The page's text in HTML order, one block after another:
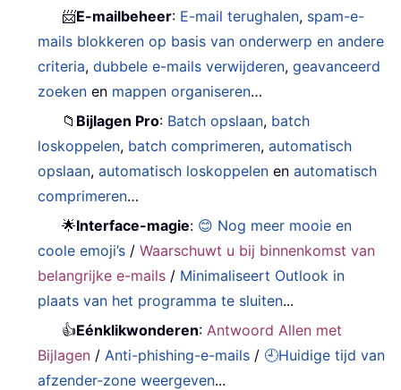
📨E-mailbeheer: E-mail terughalen, spam-e-
mails blokkeren op basis van onderwerp en andere
criteria,dubbele e-mails verwijderen,geavanceerd
zoeken en mappen organiseren…
📁 Bijlagen Pro: Batch opslaan, batch
loskoppelen, batch comprimeren,automatisch
opslaan,automatisch loskoppelen enautomatisch
comprimeren…
🌟Interface-magie: 😊 Nog meer mooie en
coole emoji’s /Waarschuwt u bij binnenkomst van
belangrijke e-mails / Minimaliseert Outlook in
plaats van het programma te sluiten...
👍Eénklikwonderen: Antwoord Allen met
Bijlagen / Anti-phishing-e-mails / 🕘Huidige tijd van
afzender-zone weergeven...